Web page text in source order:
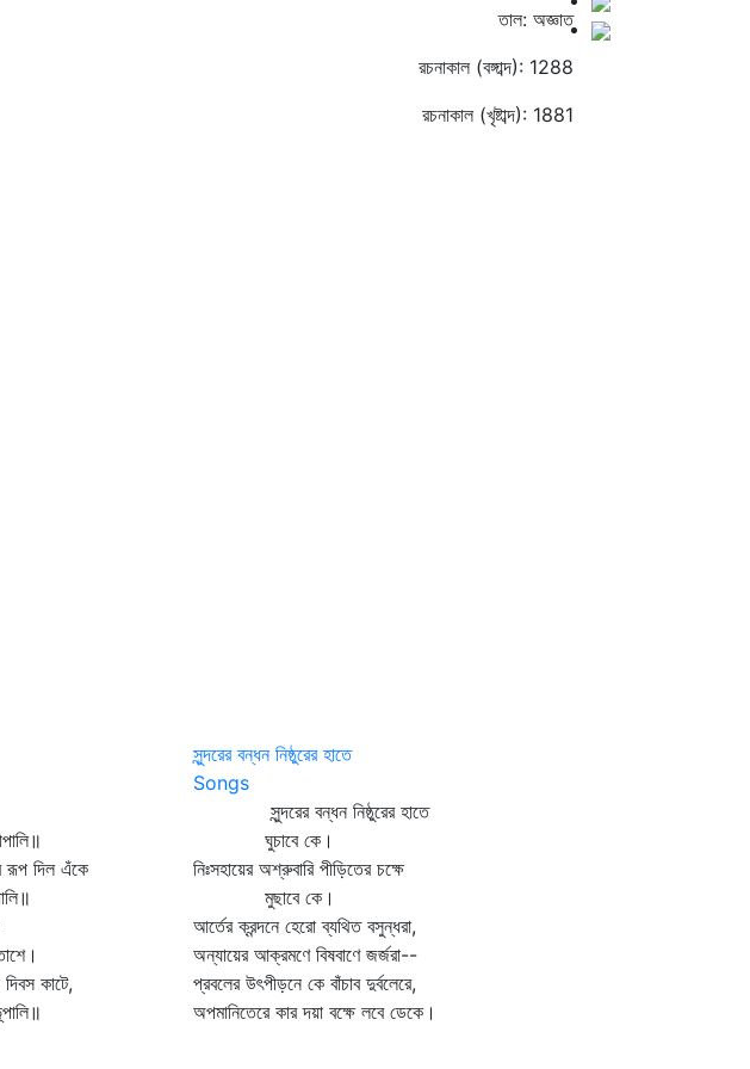
তাল: অজ্ঞাত
রচনাকাল (বঙ্গাব্দ): 1288
রচনাকাল (খৃষ্টাব্দ): 1881
দিল এঁকে
কাটে,
সুন্দরের বন্ধন নিষ্ঠুরের হাতে
Songs
সুন্দরের বন্ধন নিষ্ঠুরের হাতে
ঘুচাবে কে।
নিঃসহায়ের অশ্রুবারি পীড়িতের চক্ষে
মুছাবে কে।
আর্তের ক্রন্দনে হেরো ব্যথিত বসুন্ধরা,
অন্যায়ের আক্রমণে বিষবাণে জর্জরা--
প্রবলের উৎপীড়নে কে বাঁচাব দুর্বলেরে,
অপমানিতেরে কার দয়া বক্ষে লবে ডেকে।